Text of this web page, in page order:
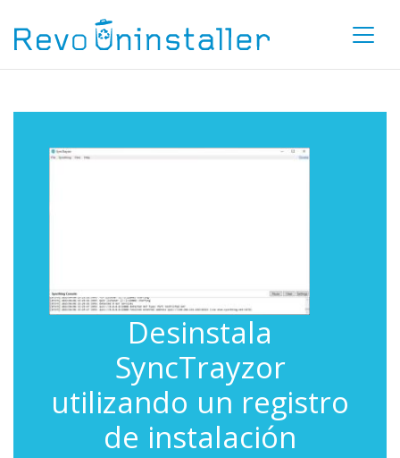
Desinstala
SyncTrayzor
utilizando un registro
de instalación